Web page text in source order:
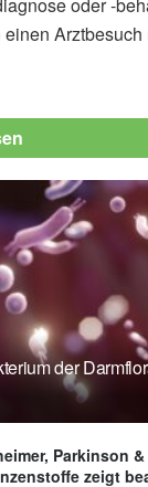
Arztbesuch
der
Parkinson
zeigt